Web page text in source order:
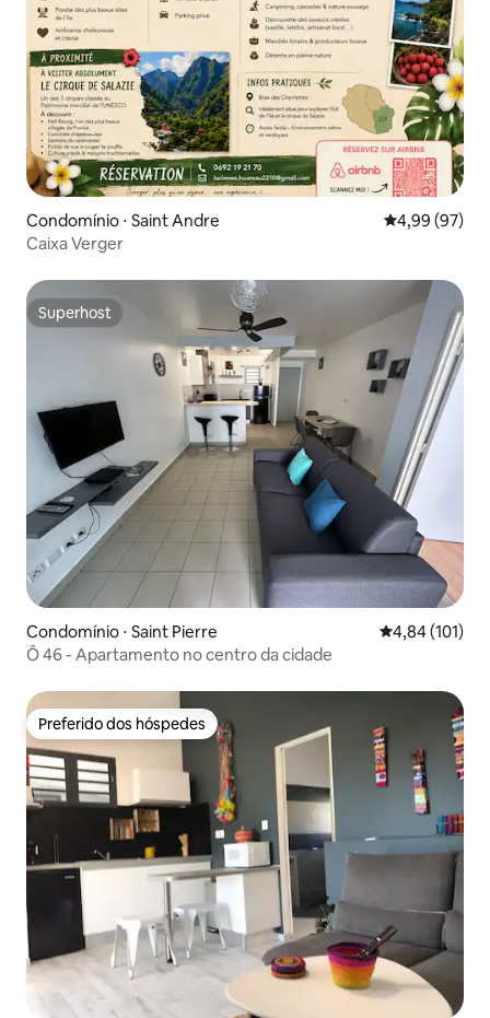
Condomínio ⋅ Saint Andre 4,99 de uma
4,99 (97)
Caixa Verger
Superhost
Superhost
Condomínio ⋅ Saint Pierre 4,84 de uma
4,84 (101)
Ô 46 - Apartamento no centro da cidade
Preferido dos hóspedes
Preferido dos hóspedes